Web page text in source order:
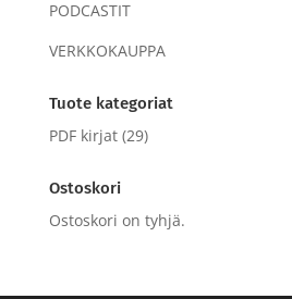
PODCASTIT
VERKKOKAUPPA
Tuote kategoriat
PDF kirjat (29)
Ostoskori
Ostoskori on tyhjä.